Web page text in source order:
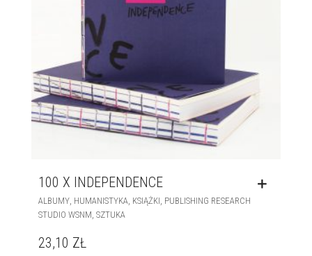
100 X INDEPENDENCE
ALBUMY, HUMANISTYKA, KSIĄŻKI, PUBLISHING RESEARCH
STUDIO WSNM, SZTUKA
23,10 ZŁ